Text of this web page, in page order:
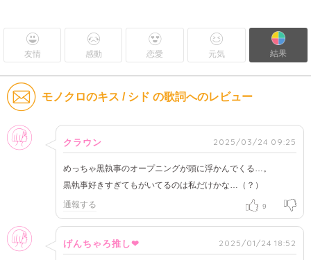
友情 感動 恋愛 元気 結果
モノクロのキス / シド の歌詞へのレビュー
女性
クラウン 2025/03/24 09:25
めっちゃ黒執事のオープニングが頭に浮かんでくる…。
黒執事好きすぎてもがいてるのは私だけかな…（？）
通報する 9
女性
げんちゃろ推し❤ 2025/01/24 18:52